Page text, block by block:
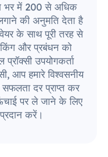
भर में 200 से अधिक
की अनुमति देता है
के साथ पूरी तरह से
और प्रबंधन को
उपयोगकर्ता
आप हमारे विश्वसनीय
दर प्राप्त कर
पर ले जाने के लिए
करें।